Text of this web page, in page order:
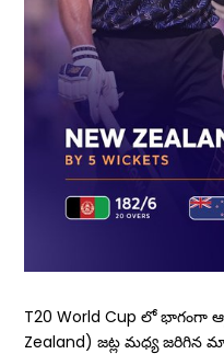
T20 World Cup లో భాగంగా
Zealand) జట్ల మధ్య జరిగిన